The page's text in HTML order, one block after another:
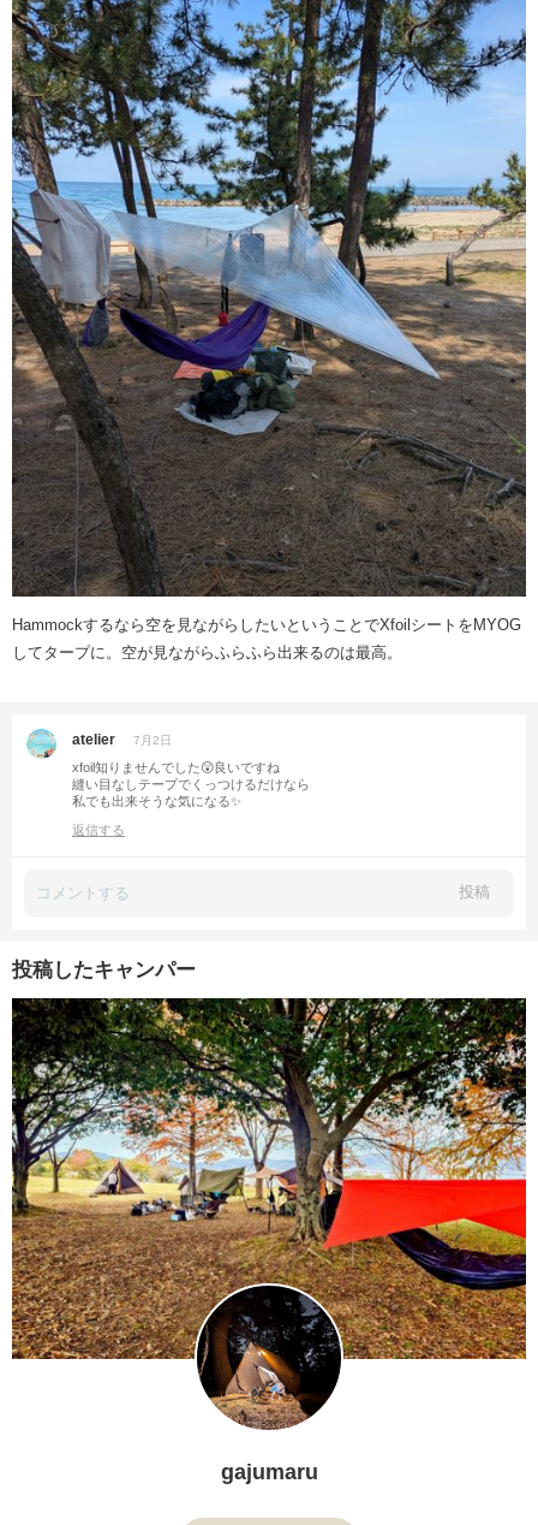
Hammockするなら空を見ながらしたいということでXfoilシートをMYOG
してタープに。空が見ながらふらふら出来るのは最高。
atelier 7月2日
xfoil知りませんでした😲良いですね
縫い目なしテープでくっつけるだけなら
私でも出来そうな気になる✨
返信する
投稿
投稿したキャンパー
gajumaru